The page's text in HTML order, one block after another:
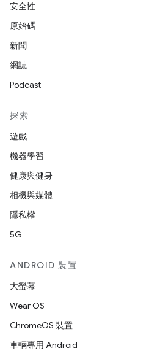
安全性
原始碼
新聞
網誌
Podcast
探索
遊戲
機器學習
健康與健身
相機與媒體
隱私權
5G
ANDROID 裝置
大螢幕
Wear OS
ChromeOS 裝置
車輛專用 Android